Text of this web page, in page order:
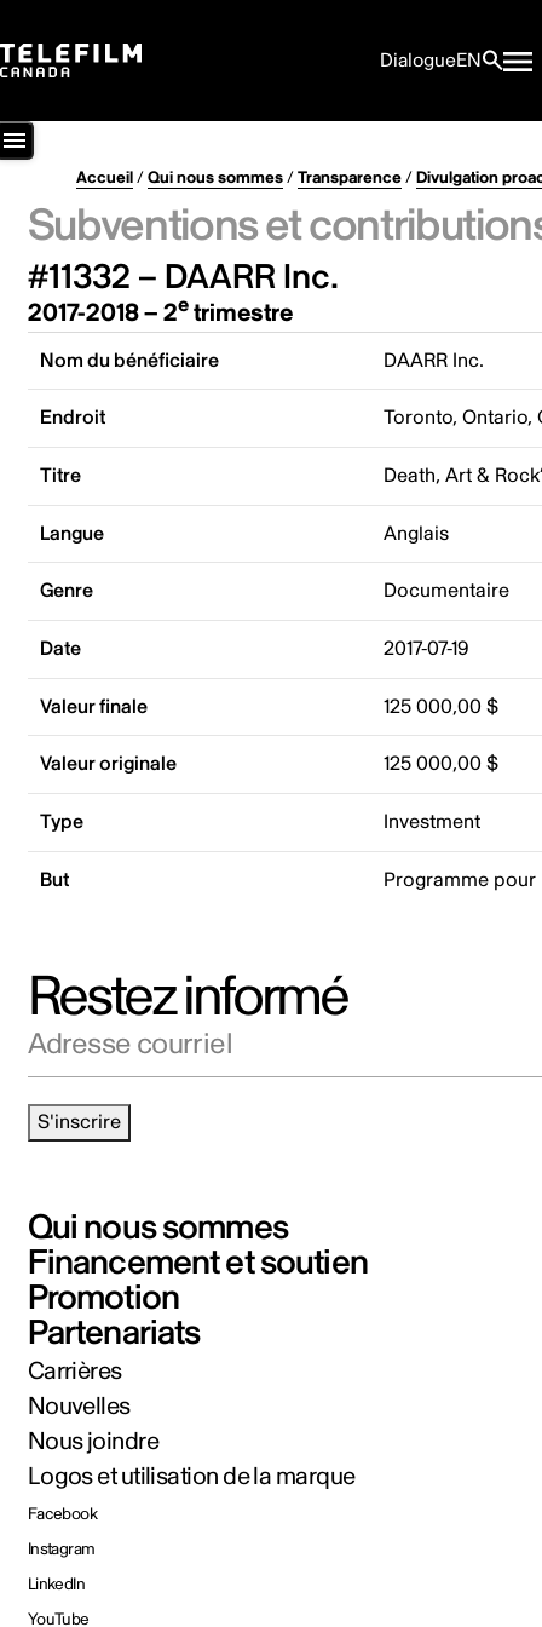
DialogueEN
Accueil/Qui nous sommes/Transparence/Divulgation
Subventions et
#11332 – DAARR Inc.
2017-2018 – 2etrimestre
Nom du bénéficiaire DAARR Inc.
Endroit Toronto, Ontario,
Titre Death, Art &
Langue Anglais
Genre Documentaire
Date 2017-07-19
Valeur finale 125 000,00 $
Valeur originale 125 000,00 $
Type Investment
But Programme
Restez informé
S'inscrire
Qui nous sommes
Financement et soutien
Promotion
Partenariats
Carrières
Nouvelles
Nous joindre
Logos et utilisation de la marque
Facebook
Instagram
LinkedIn
YouTube